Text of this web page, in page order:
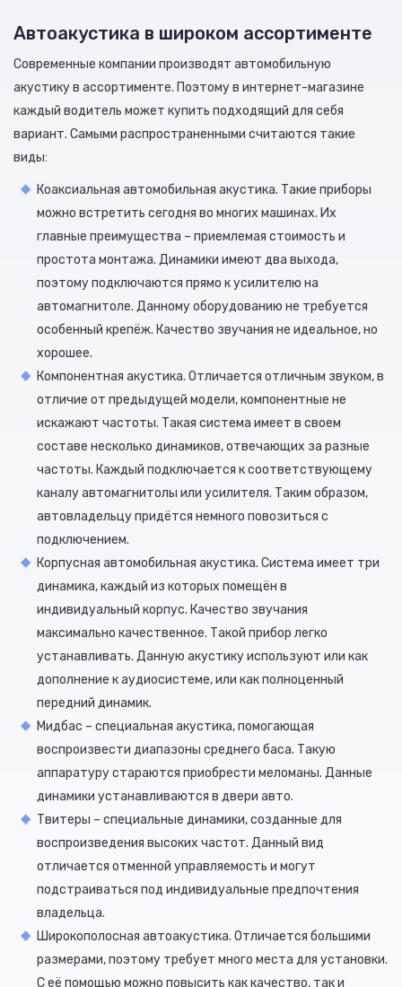
Автоакустика в широком ассортименте
Современные компании производят автомобильную
акустику в ассортименте. Поэтому в интернет-магазине
каждый водитель может купить подходящий для себя
вариант. Самыми распространенными считаются такие
виды:
Коаксиальная автомобильная акустика. Такие приборы
можно встретить сегодня во многих машинах. Их
главные преимущества – приемлемая стоимость и
простота монтажа. Динамики имеют два выхода,
поэтому подключаются прямо к усилителю на
автомагнитоле. Данному оборудованию не требуется
особенный крепёж. Качество звучания не идеальное, но
хорошее.
Компонентная акустика. Отличается отличным звуком, в
отличие от предыдущей модели, компонентные не
искажают частоты. Такая система имеет в своем
составе несколько динамиков, отвечающих за разные
частоты. Каждый подключается к соответствующему
каналу автомагнитолы или усилителя. Таким образом,
автовладельцу придётся немного повозиться с
подключением.
Корпусная автомобильная акустика. Система имеет три
динамика, каждый из которых помещён в
индивидуальный корпус. Качество звучания
максимально качественное. Такой прибор легко
устанавливать. Данную акустику используют или как
дополнение к аудиосистеме, или как полноценный
передний динамик.
Мидбас – специальная акустика, помогающая
воспроизвести диапазоны среднего баса. Такую
аппаратуру стараются приобрести меломаны. Данные
динамики устанавливаются в двери авто.
Твитеры – специальные динамики, созданные для
воспроизведения высоких частот. Данный вид
отличается отменной управляемость и могут
подстраиваться под индивидуальные предпочтения
владельца.
Широкополосная автоакустика. Отличается большими
размерами, поэтому требует много места для установки.
С её помощью можно повысить как качество, так и